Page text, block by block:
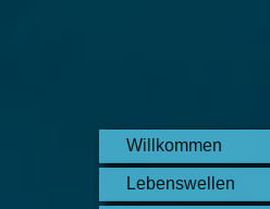
Willkommen
Lebenswellen